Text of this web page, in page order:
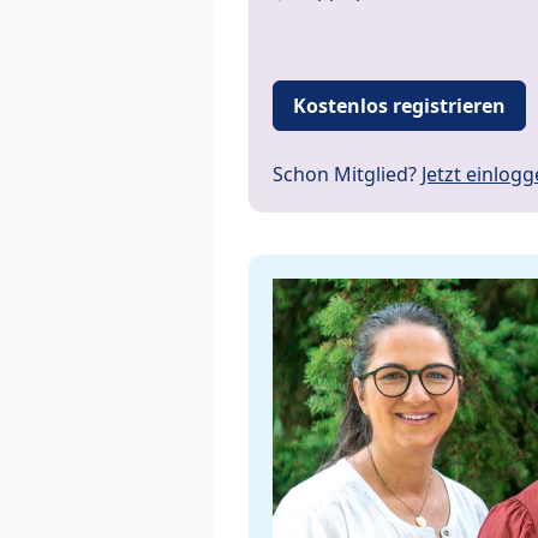
Kostenlos registrieren
Schon Mitglied? Jetzt